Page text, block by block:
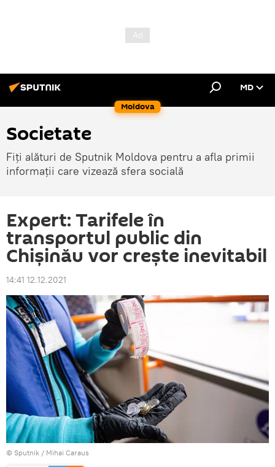
Moldova
MD
Societate
Fiți alături de Sputnik Moldova pentru a afla primii
informații care vizează sfera socială
Expert: Tarifele în
transportul public din
Chișinău vor crește inevitabil
14:41 12.12.2021
© Sputnik / Mihai Caraus